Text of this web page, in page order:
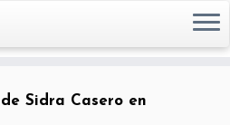
Sidra Casero en